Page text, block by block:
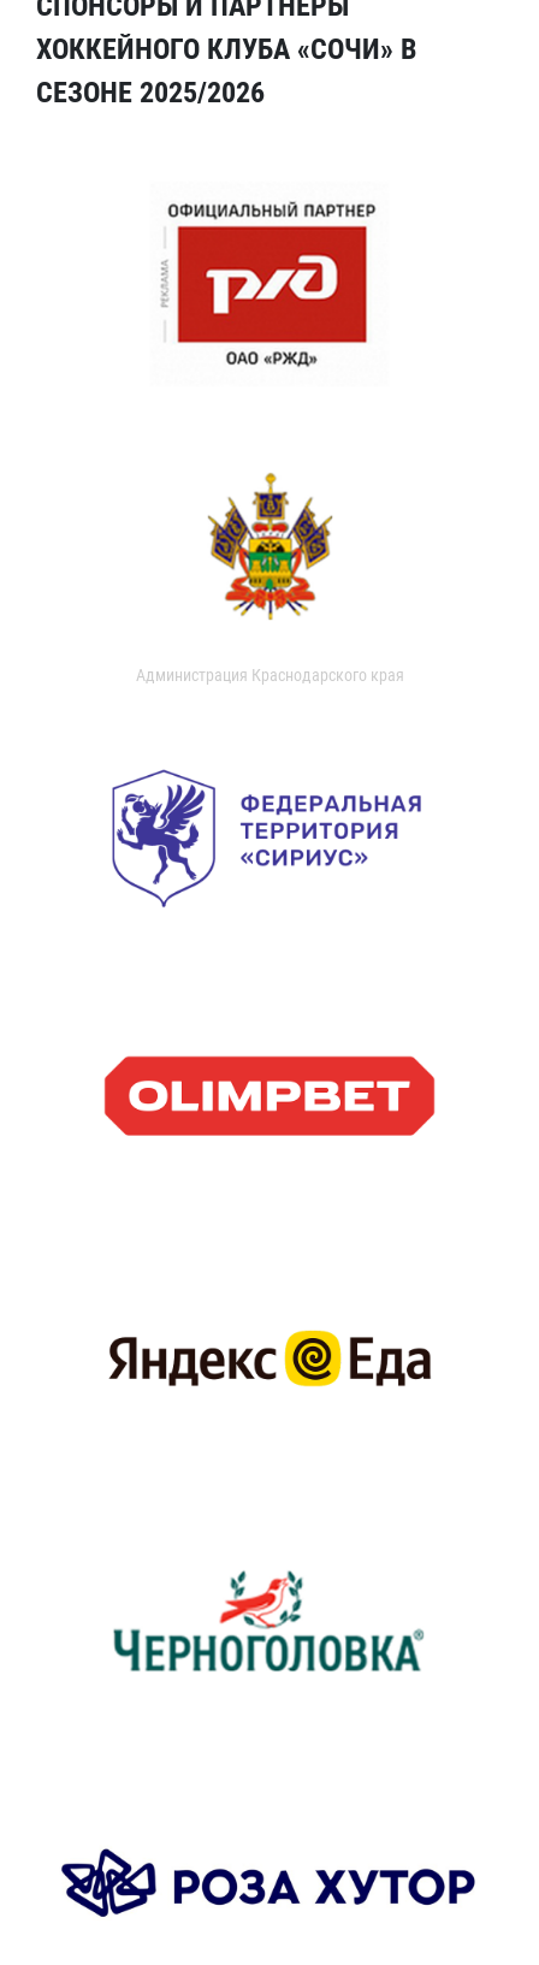
ХОККЕЙНОГО КЛУБА «СОЧИ» В
СЕЗОНЕ 2025/2026
Администрация Краснодарского края